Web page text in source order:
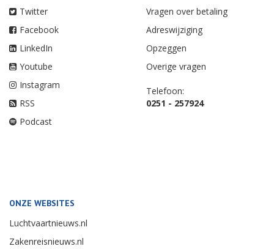
Twitter
Facebook
LinkedIn
Youtube
Instagram
RSS
Podcast
Vragen over betaling
Adreswijziging
Opzeggen
Overige vragen
Telefoon:
0251 - 257924
ONZE WEBSITES
Luchtvaartnieuws.nl
Zakenreisnieuws.nl